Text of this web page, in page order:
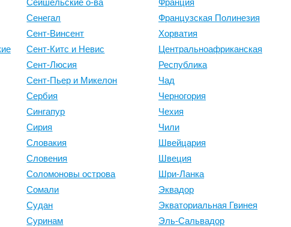
Сейшельские о-ва
Сенегал
Сент-Винсент
Сент-Китс и Невис
Сент-Люсия
Сент-Пьер и Микелон
Сербия
Сингапур
Сирия
Словакия
Словения
Соломоновы острова
Сомали
Судан
Суринам
Франция
Французская Полинезия
Хорватия
Центральноафриканская
Республика
Чад
Черногория
Чехия
Чили
Швейцария
Швеция
Шри-Ланка
Эквадор
Экваториальная Гвинея
Эль-Сальвадор